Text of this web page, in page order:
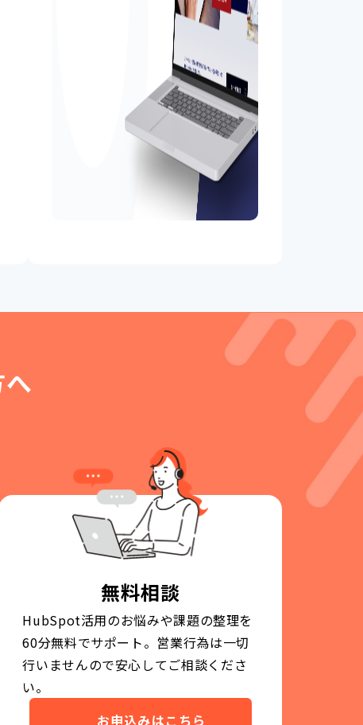
無料相談
HubSpot活用のお悩みや課題の整理を
60分無料でサポート。営業行為は一切
行いませんので安心してご相談くださ
い。
お申込みはこちら